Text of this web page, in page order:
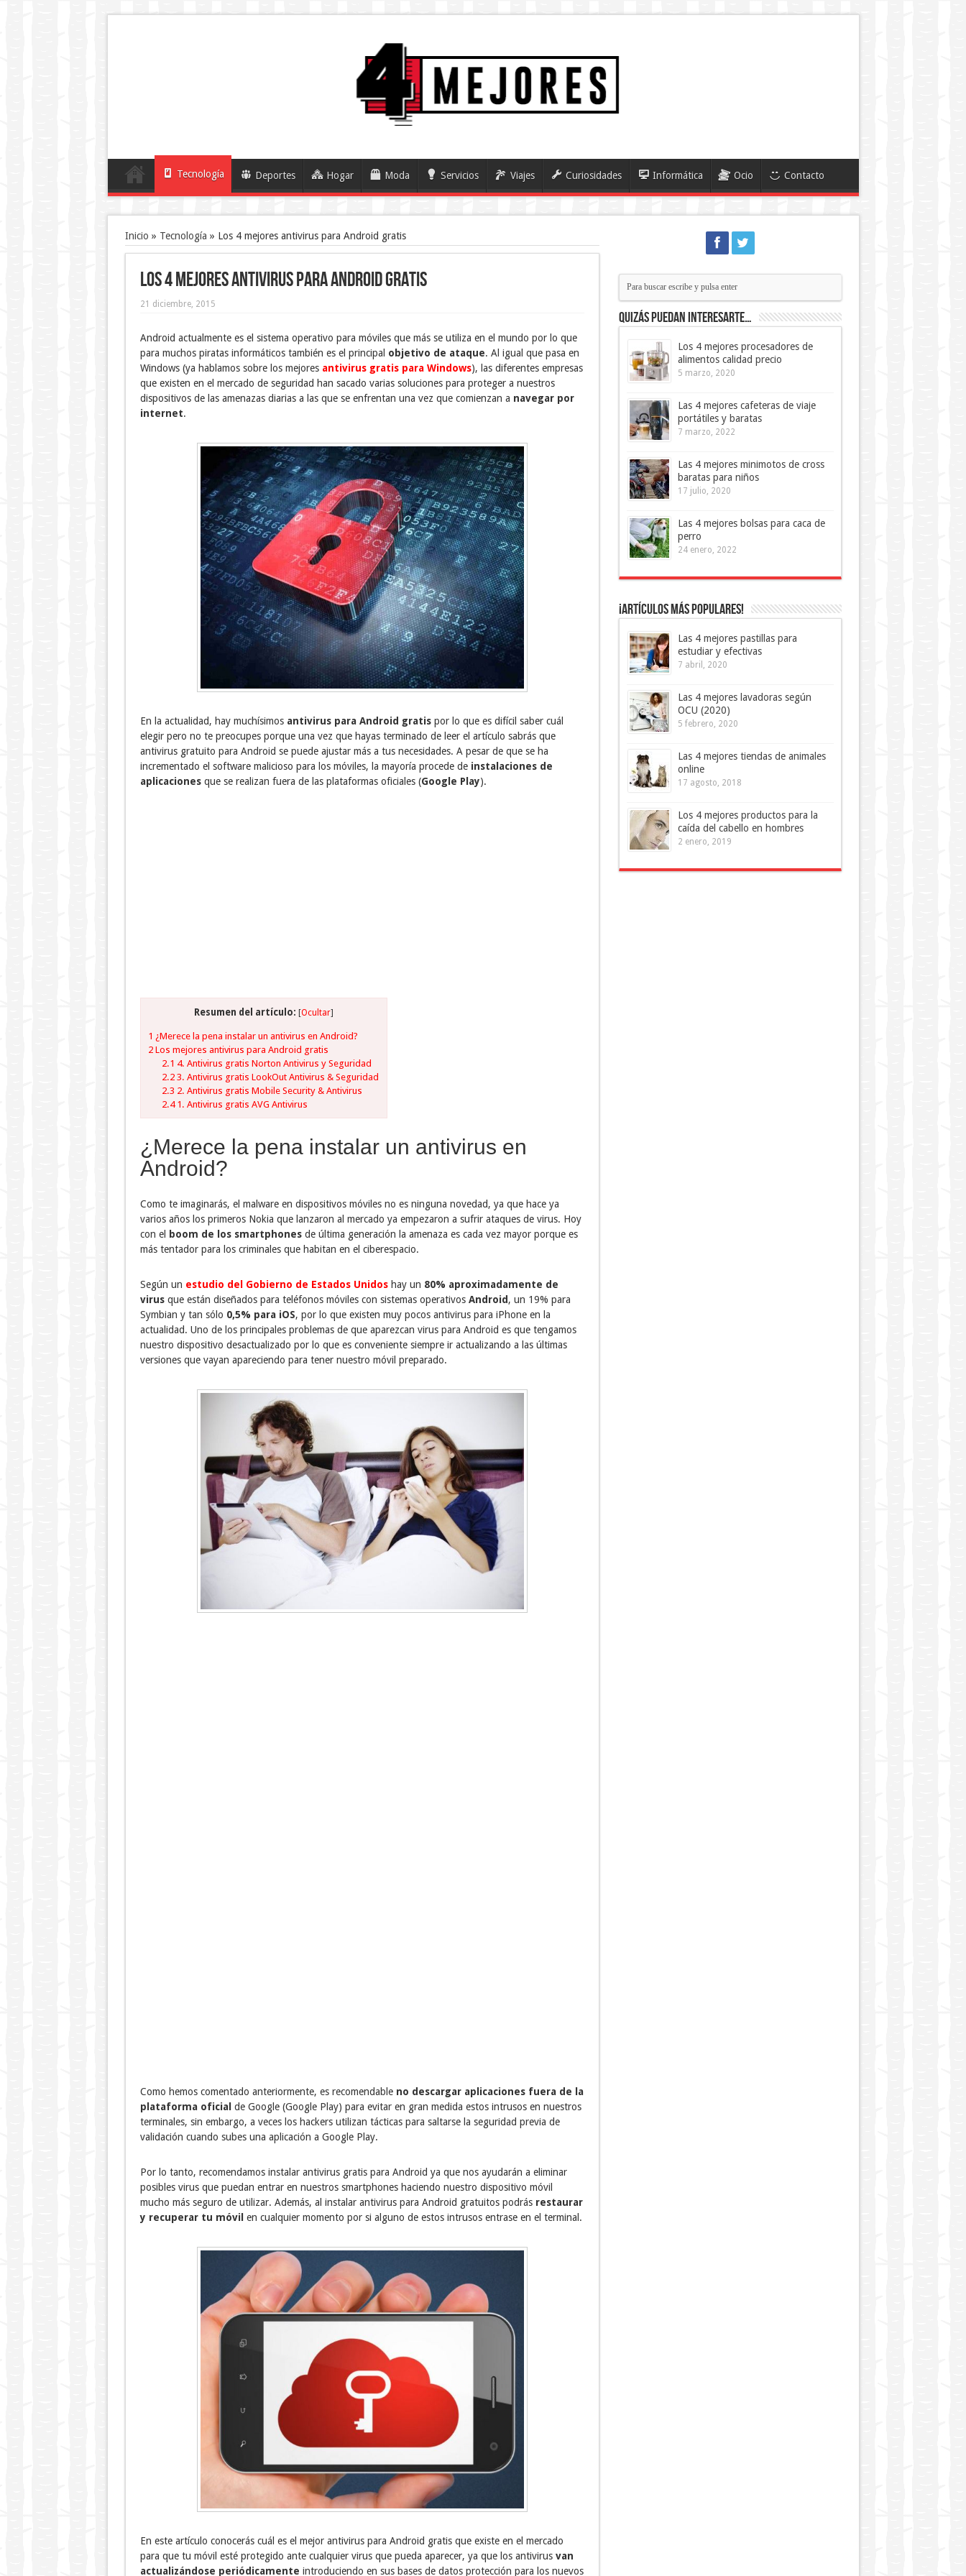
Tecnología Deportes Hogar Moda Servicios Viajes Curiosidades Informática Ocio Contacto
Inicio » Tecnología » Los 4 mejores antivirus para Android gratis
Los 4 mejores antivirus para Android gratis
21 diciembre, 2015
Android actualmente es el sistema operativo para móviles que más se utiliza en el mundo por lo que
para muchos piratas informáticos también es el principal objetivo de ataque. Al igual que pasa en
Windows (ya hablamos sobre los mejores antivirus gratis para Windows), las diferentes empresas
que existen en el mercado de seguridad han sacado varias soluciones para proteger a nuestros
dispositivos de las amenazas diarias a las que se enfrentan una vez que comienzan a navegar por
internet.
En la actualidad, hay muchísimos antivirus para Android gratispor lo que es difícil saber cuál
elegir pero no te preocupes porque una vez que hayas terminado de leer el artículo sabrás que
antivirus gratuito para Android se puede ajustar más a tus necesidades. A pesar de que se ha
incrementado el software malicioso para los móviles, la mayoría procede de instalaciones de
aplicacionesque se realizan fuera de las plataformas oficiales (Google Play).
Resumen del artículo: [Ocultar]
1 ¿Merece la pena instalar un antivirus en Android?
2Los mejores antivirus para Android gratis
2.1 4. Antivirus gratis Norton Antivirus y Seguridad
2.2 3. Antivirus gratis LookOut Antivirus & Seguridad
2.3 2. Antivirus gratis Mobile Security & Antivirus
2.41. Antivirus gratis AVG Antivirus
¿Merece la pena instalar un antivirus en
Android?
Como te imaginarás, el malware en dispositivos móviles no es ninguna novedad, ya que hace ya
varios años los primeros Nokia que lanzaron al mercado ya empezaron a sufrir ataques de virus. Hoy
con el boom de los smartphonesde última generación la amenaza es cada vez mayor porque es
más tentador para los criminales que habitan en el ciberespacio.
Según un estudio del Gobierno de Estados Unidos hay un 80% aproximadamente de
virusque están diseñados para teléfonos móviles con sistemas operativos Android, un 19% para
Symbian y tan sólo 0,5% para iOS, por lo que existen muy pocos antivirus para iPhone en la
actualidad. Uno de los principales problemas de que aparezcan virus para Android es que tengamos
nuestro dispositivo desactualizado por lo que es conveniente siempre ir actualizando a las últimas
versiones que vayan apareciendo para tener nuestro móvil preparado.
Como hemos comentado anteriormente, es recomendable no descargar aplicaciones fuera de la
plataforma oficial de Google (Google Play) para evitar en gran medida estos intrusos en nuestros
terminales, sin embargo, a veces los hackers utilizan tácticas para saltarse la seguridad previa de
validación cuando subes una aplicación a Google Play.
Por lo tanto, recomendamos instalar antivirus gratis para Android ya que nos ayudarán a eliminar
posibles virus que puedan entrar en nuestros smartphones haciendo nuestro dispositivo móvil
mucho más seguro de utilizar. Además, al instalar antivirus para Android gratuitos podrásrestaurar
y recuperar tu móvil en cualquier momento por si alguno de estos intrusos entrase en el terminal.
En este artículo conocerás cuál es el mejor antivirus para Android gratis que existe en el mercado
para que tu móvil esté protegido ante cualquier virus que pueda aparecer, ya que los antivirus van
actualizándose periódicamente introduciendo en sus bases de datos protección para los nuevos
Quizás puedan interesarte…
Los 4 mejores procesadores de
alimentos calidad precio
5 marzo, 2020
Las 4 mejores cafeteras de viaje
portátiles y baratas
7 marzo, 2022
Las 4 mejores minimotos de cross
baratas para niños
17 julio, 2020
Las 4 mejores bolsas para caca de
perro
24 enero, 2022
¡Artículos más Populares!
Las 4 mejores pastillas para
estudiar y efectivas
7 abril, 2020
Las 4 mejores lavadoras según
OCU (2020)
5 febrero, 2020
Las 4 mejores tiendas de animales
online
17 agosto, 2018
Los 4 mejores productos para la
caída del cabello en hombres
2 enero, 2019